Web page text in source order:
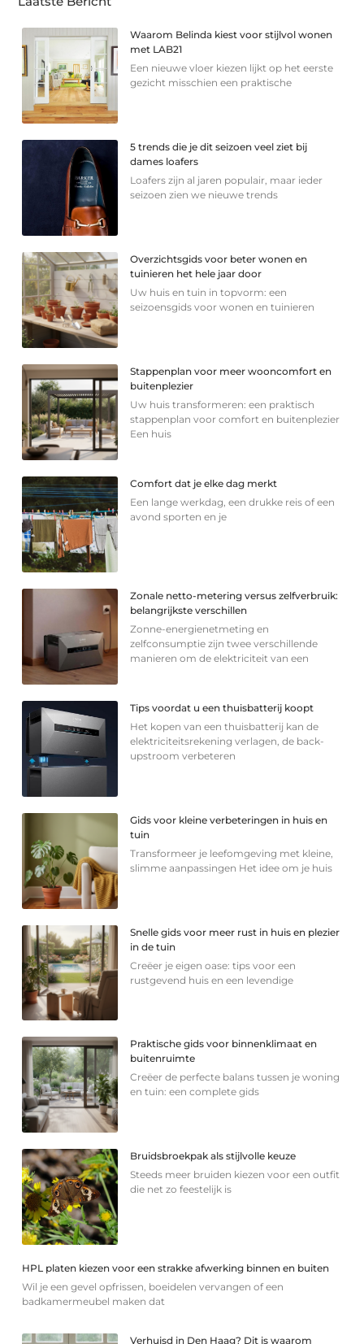
Waarom Belinda kiest voor stijlvol wonen
met LAB21
Een nieuwe vloer kiezen lijkt op het eerste
gezicht misschien een praktische
5 trends die je dit seizoen veel ziet bij
dames loafers
Loafers zijn al jaren populair, maar ieder
seizoen zien we nieuwe trends
Overzichtsgids voor beter wonen en
tuinieren het hele jaar door
Uw huis en tuin in topvorm: een
seizoensgids voor wonen en tuinieren
Stappenplan voor meer wooncomfort en
buitenplezier
Uw huis transformeren: een praktisch
stappenplan voor comfort en buitenplezier
Een huis
Comfort dat je elke dag merkt
Een lange werkdag, een drukke reis of een
avond sporten en je
Zonale netto-metering versus zelfverbruik:
belangrijkste verschillen
Zonne-energienetmeting en
zelfconsumptie zijn twee verschillende
manieren om de elektriciteit van een
Tips voordat u een thuisbatterij koopt
Het kopen van een thuisbatterij kan de
elektriciteitsrekening verlagen, de back-
upstroom verbeteren
Gids voor kleine verbeteringen in huis en
tuin
Transformeer je leefomgeving met kleine,
slimme aanpassingen Het idee om je huis
Snelle gids voor meer rust in huis en plezier
in de tuin
Creëer je eigen oase: tips voor een
rustgevend huis en een levendige
Praktische gids voor binnenklimaat en
buitenruimte
Creëer de perfecte balans tussen je woning
en tuin: een complete gids
Bruidsbroekpak als stijlvolle keuze
Steeds meer bruiden kiezen voor een outfit
die net zo feestelijk is
HPL platen kiezen voor een strakke afwerking binnen en buiten
Wil je een gevel opfrissen, boeidelen vervangen of een
badkamermeubel maken dat
Verhuisd in Den Haag? Dit is waarom